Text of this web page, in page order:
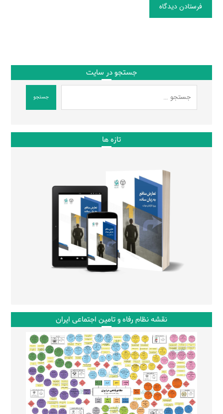
فرستادن دیدگاه
جستجو در سایت
جستجو
تازه ها
نقشه نظام رفاه و تامین اجتماعی ایران